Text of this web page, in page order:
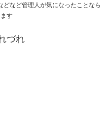
など管理人が気になったことなら
す
づれ